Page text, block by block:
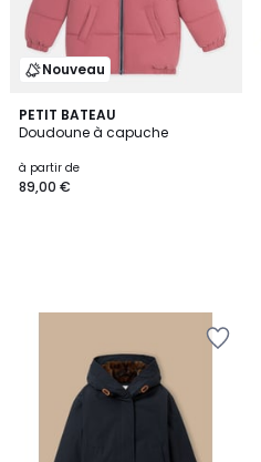
Nouveau
PETIT BATEAU
Doudoune à capuche
à partir de
89,00 €